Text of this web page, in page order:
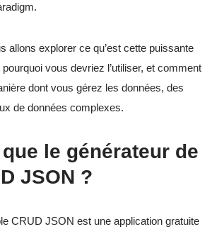
allons explorer ce qu’est cette puissante
vous devriez l’utiliser, et comment
dont vous gérez les données, des
de données complexes.
que le générateur de
JSON ?
CRUD JSON est une application gratuite